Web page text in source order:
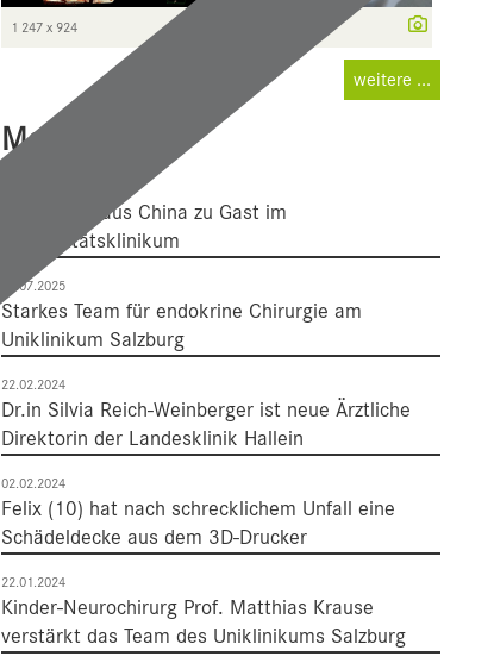
1 247 x 924
weitere ...
Mehr Dazu
Delegation aus China zu Gast im
Universitätsklinikum
28.07.2025
Starkes Team für endokrine Chirurgie am
Uniklinikum Salzburg
22.02.2024
Dr.in Silvia Reich-Weinberger ist neue Ärztliche
Direktorin der Landesklinik Hallein
02.02.2024
Felix (10) hat nach schrecklichem Unfall eine
Schädeldecke aus dem 3D-Drucker
22.01.2024
Kinder-Neurochirurg Prof. Matthias Krause
verstärkt das Team des Uniklinikums Salzburg